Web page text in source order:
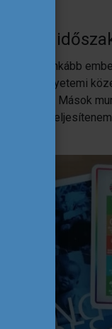
az
hogy leginkább
az egyetemi
bennem. Mások
kellett teljesítenem.